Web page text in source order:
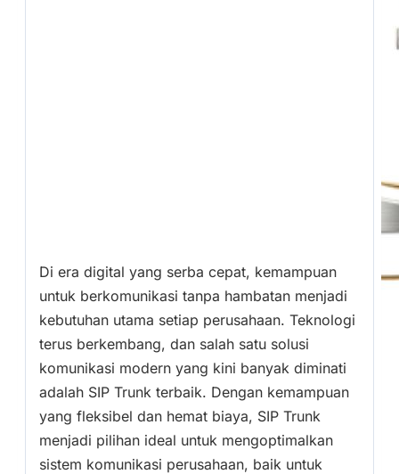
Di era digital yang serba cepat, kemampuan
untuk berkomunikasi tanpa hambatan menjadi
kebutuhan utama setiap perusahaan. Teknologi
terus berkembang, dan salah satu solusi
komunikasi modern yang kini banyak diminati
adalah SIP Trunk terbaik. Dengan kemampuan
yang fleksibel dan hemat biaya, SIP Trunk
menjadi pilihan ideal untuk mengoptimalkan
sistem komunikasi perusahaan, baik untuk